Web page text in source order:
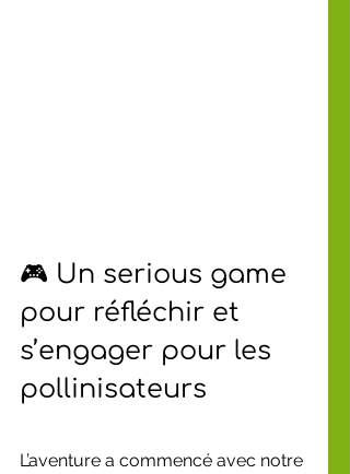
🎮 Un serious game
pour réfléchir et
s’engager pour les
pollinisateurs
L’aventure a commencé avec notre